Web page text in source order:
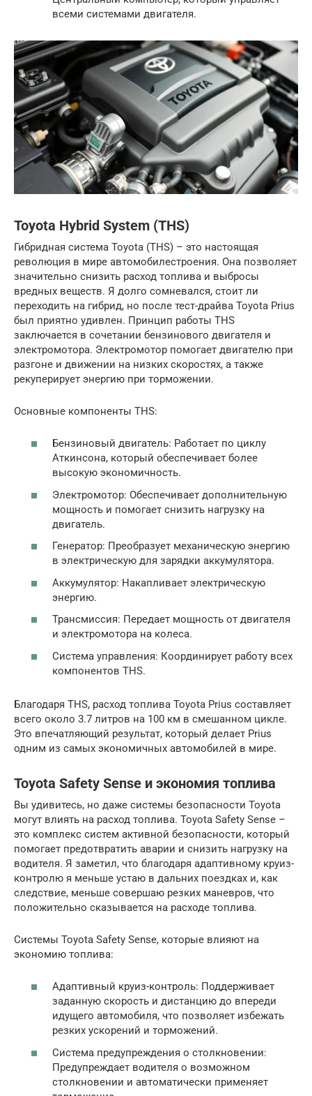
всеми системами двигателя.
Toyota Hybrid System (THS)
Гибридная система Toyota (THS) – это настоящая
революция в мире автомобилестроения. Она позволяет
значительно снизить расход топлива и выбросы
вредных веществ. Я долго сомневался, стоит ли
переходить на гибрид, но после тест-драйва Toyota Prius
был приятно удивлен. Принцип работы THS
заключается в сочетании бензинового двигателя и
электромотора. Электромотор помогает двигателю при
разгоне и движении на низких скоростях, а также
рекуперирует энергию при торможении.
Основные компоненты THS:
Бензиновый двигатель: Работает по циклу
Аткинсона, который обеспечивает более
высокую экономичность.
Электромотор: Обеспечивает дополнительную
мощность и помогает снизить нагрузку на
двигатель.
Генератор: Преобразует механическую энергию
в электрическую для зарядки аккумулятора.
Аккумулятор: Накапливает электрическую
энергию.
Трансмиссия: Передает мощность от двигателя
и электромотора на колеса.
Система управления: Координирует работу всех
компонентов THS.
Благодаря THS, расход топлива Toyota Prius составляет
всего около 3.7 литров на 100 км в смешанном цикле.
Это впечатляющий результат, который делает Prius
одним из самых экономичных автомобилей в мире.
Toyota Safety Sense и экономия топлива
Вы удивитесь, но даже системы безопасности Toyota
могут влиять на расход топлива. Toyota Safety Sense –
это комплекс систем активной безопасности, который
помогает предотвратить аварии и снизить нагрузку на
водителя. Я заметил, что благодаря адаптивному круиз-
контролю я меньше устаю в дальних поездках и, как
следствие, меньше совершаю резких маневров, что
положительно сказывается на расходе топлива.
Системы Toyota Safety Sense, которые влияют на
экономию топлива:
Адаптивный круиз-контроль: Поддерживает
заданную скорость и дистанцию до впереди
идущего автомобиля, что позволяет избежать
резких ускорений и торможений.
Система предупреждения о столкновении:
Предупреждает водителя о возможном
столкновении и автоматически применяет